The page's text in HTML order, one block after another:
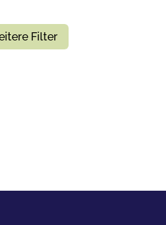
Filter